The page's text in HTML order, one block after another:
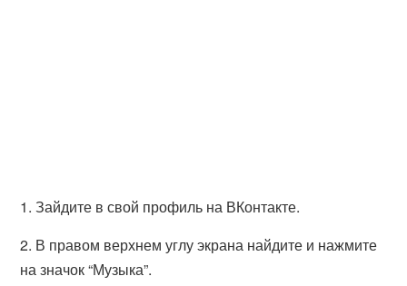
1. Зайдите в свой профиль на ВКонтакте.
2. В правом верхнем углу экрана найдите и нажмите
на значок “Музыка”.